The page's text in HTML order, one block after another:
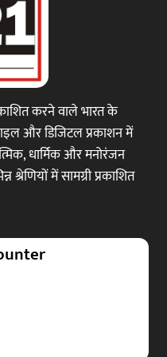
करने वाले भारत के
और डिजिटल प्रकाशन में
धार्मिक और मनोरंजन
श्रेणियों में सामग्री प्रकाशित